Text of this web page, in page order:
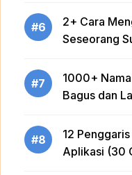
#6
2+ Cara
Seseorang
#7
1000+
Bagus dan
#8
12
Aplikasi (30